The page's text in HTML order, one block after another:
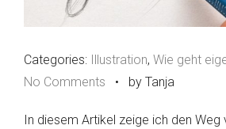
Categories: Illustration, Wie geht
No Comments • by Tanja
In diesem Artikel zeige ich den